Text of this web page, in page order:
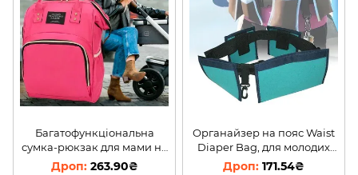
Багатофункціональна
сумка-рюкзак для мами на
візок Mummy Bag Рожева
263.90₴
Органайзер на пояс Waist
Diaper Bag, для молодих
мам, 4 кишені (509)
171.54₴